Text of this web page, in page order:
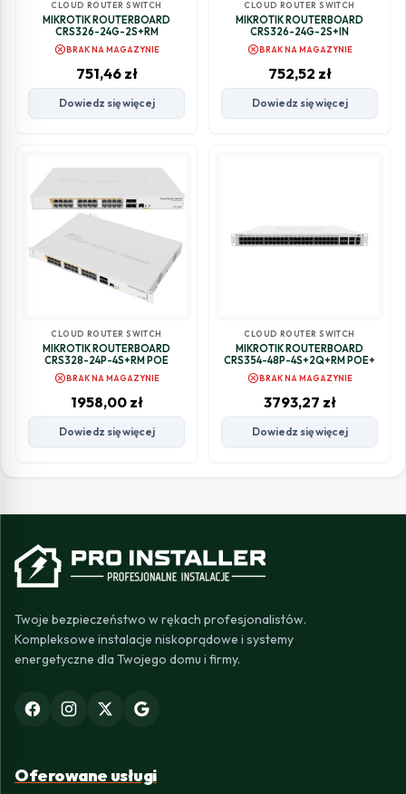
CLOUD ROUTER SWITCH
MIKROTIK ROUTERBOARD
CRS326-24G-2S+RM
cancelBRAK NA MAGAZYNIE
751,46 zł
Dowiedz się więcej
CLOUD ROUTER SWITCH
MIKROTIK ROUTERBOARD
CRS326-24G-2S+IN
cancelBRAK NA MAGAZYNIE
752,52 zł
Dowiedz się więcej
CLOUD ROUTER SWITCH
MIKROTIK ROUTERBOARD
CRS328-24P-4S+RM POE
cancelBRAK NA MAGAZYNIE
1958,00 zł
Dowiedz się więcej
CLOUD ROUTER SWITCH
MIKROTIK ROUTERBOARD
CRS354-48P-4S+2Q+RM POE+
cancelBRAK NA MAGAZYNIE
3793,27 zł
Dowiedz się więcej
Twoje bezpieczeństwo w rękach profesjonalistów.
Kompleksowe instalacje niskoprądowe i systemy
energetyczne dla Twojego domu i firmy.
Oferowane usługi